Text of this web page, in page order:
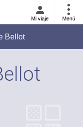
Mi viaje Menú
Bellot